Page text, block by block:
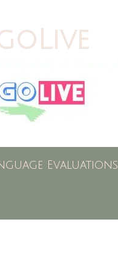
Evaluations